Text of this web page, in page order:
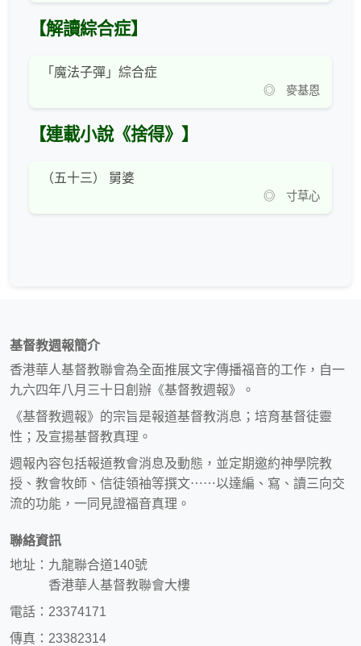
【解讀綜合症】
「魔法子彈」綜合症
◎ 麥基恩
【連載小說《捨得》】
（五十三） 舅婆
◎ 寸草心
基督教週報簡介
香港華人基督教聯會為全面推展文字傳播福音的工作，自一
九六四年八月三十日創辦《基督教週報》。
《基督教週報》的宗旨是報道基督教消息；培育基督徒靈
性；及宣揚基督教真理。
週報內容包括報道教會消息及動態，並定期邀約神學院教
授、教會牧師、信徒領袖等撰文⋯⋯以達編、寫、讀三向交
流的功能，一同見證福音真理。
聯絡資訊
地址：九龍聯合道140號
香港華人基督教聯會大樓
電話：23374171
傳真：23382314